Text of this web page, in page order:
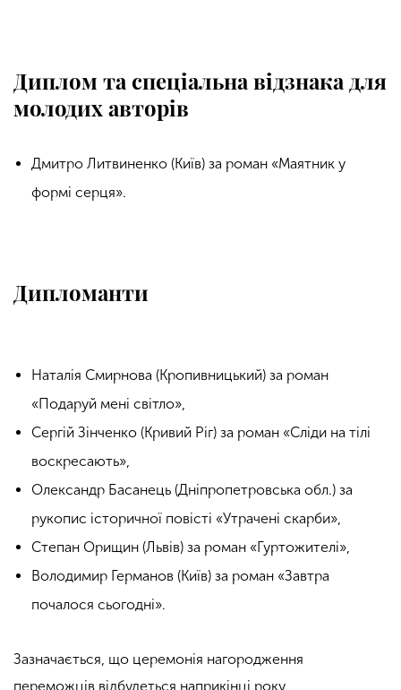
Диплом та спеціальна відзнака для
молодих авторів
Дмитро Литвиненко (Київ) за роман «Маятник у
формі серця».
Дипломанти
Наталія Смирнова (Кропивницький) за роман
«Подаруй мені світло»,
Сергій Зінченко (Кривий Ріг) за роман «Сліди на тілі
воскресають»,
Олександр Басанець (Дніпропетровська обл.) за
рукопис історичної повісті «Утрачені скарби»,
Степан Орищин (Львів) за роман «Гуртожителі»,
Володимир Германов (Київ) за роман «Завтра
почалося сьогодні».
Зазначається, що церемонія нагородження
переможців відбудеться наприкінці року